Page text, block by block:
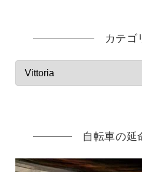
カテゴ
自転車の延